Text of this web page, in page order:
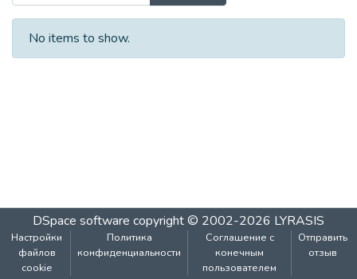
No items to show.
DSpace software copyright © 2002-2026 LYRASIS
Настройки
файлов
cookie
Политика
конфиденциальности
Соглашение с
конечным
пользователем
Отправить
отзыв